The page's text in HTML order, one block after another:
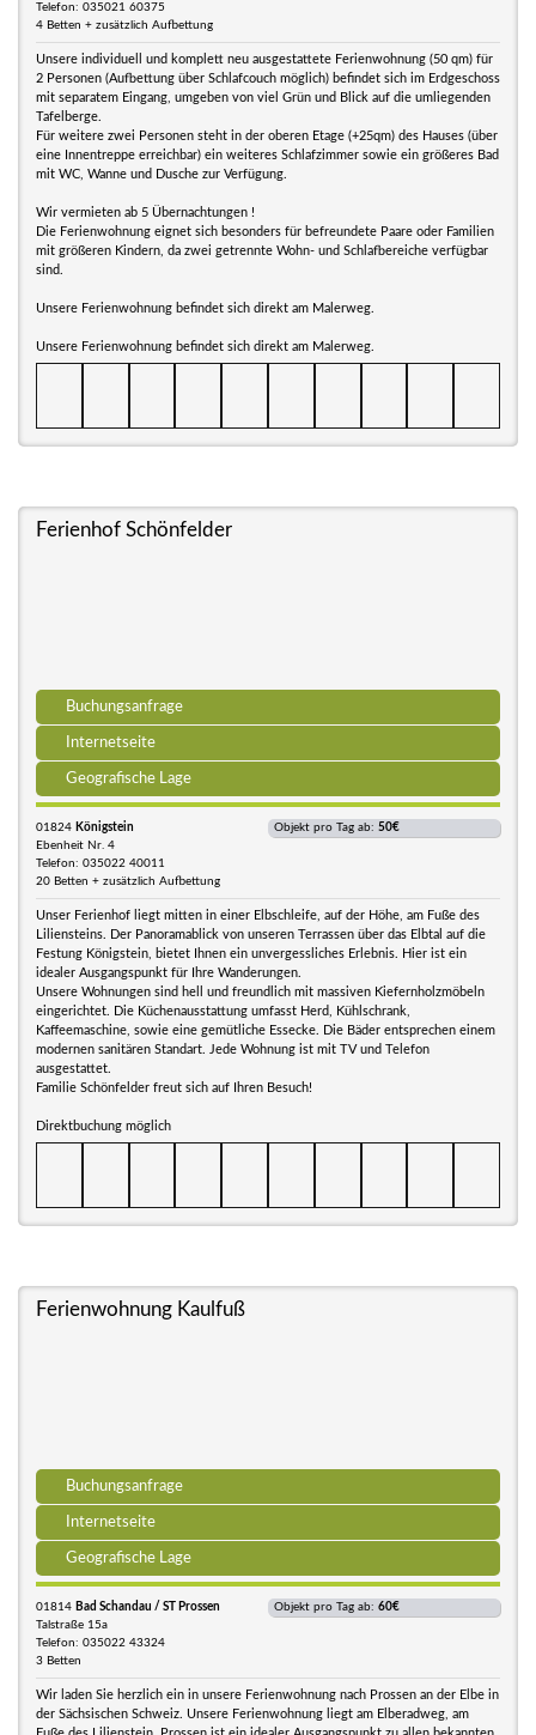
Telefon: 035021 60375
4 Betten + zusätzlich Aufbettung
Unsere individuell und komplett neu ausgestattete Ferienwohnung (50 qm) für
2 Personen (Aufbettung über Schlafcouch möglich) befindet sich im Erdgeschoss
mit separatem Eingang, umgeben von viel Grün und Blick auf die umliegenden
Tafelberge.
Für weitere zwei Personen steht in der oberen Etage (+25qm) des Hauses (über
eine Innentreppe erreichbar) ein weiteres Schlafzimmer sowie ein größeres Bad
mit WC, Wanne und Dusche zur Verfügung.
Wir vermieten ab 5 Übernachtungen !
Die Ferienwohnung eignet sich besonders für befreundete Paare oder Familien
mit größeren Kindern, da zwei getrennte Wohn- und Schlafbereiche verfügbar
sind.
Unsere Ferienwohnung befindet sich direkt am Malerweg.
Unsere Ferienwohnung befindet sich direkt am Malerweg.
Ferienhof Schönfelder
Buchungsanfrage
Internetseite
Geografische Lage
01824 Königstein
Ebenheit Nr. 4
Telefon: 035022 40011
20 Betten + zusätzlich Aufbettung
Objekt pro Tag ab: 50€
Unser Ferienhof liegt mitten in einer Elbschleife, auf der Höhe, am Fuße des
Liliensteins. Der Panoramablick von unseren Terrassen über das Elbtal auf die
Festung Königstein, bietet Ihnen ein unvergessliches Erlebnis. Hier ist ein
idealer Ausgangspunkt für Ihre Wanderungen.
Unsere Wohnungen sind hell und freundlich mit massiven Kiefernholzmöbeln
eingerichtet. Die Küchenausstattung umfasst Herd, Kühlschrank,
Kaffeemaschine, sowie eine gemütliche Essecke. Die Bäder entsprechen einem
modernen sanitären Standart. Jede Wohnung ist mit TV und Telefon
ausgestattet.
Familie Schönfelder freut sich auf Ihren Besuch!
Direktbuchung möglich
Ferienwohnung Kaulfuß
Buchungsanfrage
Internetseite
Geografische Lage
01814 Bad Schandau / ST Prossen
Talstraße 15a
Telefon: 035022 43324
3 Betten
Objekt pro Tag ab: 60€
Wir laden Sie herzlich ein in unsere Ferienwohnung nach Prossen an der Elbe in
der Sächsischen Schweiz. Unsere Ferienwohnung liegt am Elberadweg, am